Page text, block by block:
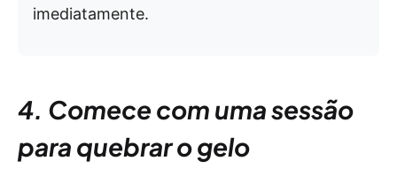
imediatamente.
4. Comece com uma sessão
para quebrar o gelo